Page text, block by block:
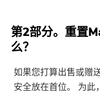
第2部分。重置
么？
如果您打算出售或赠
安全放在首位。 为此